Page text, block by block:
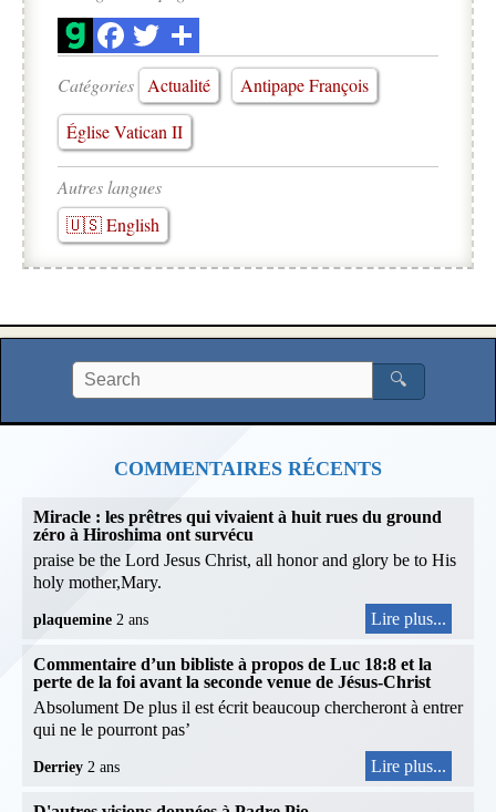
Catégories Actualité
Antipape François
Église Vatican II
Autres langues
🇺🇸 English
🔍
COMMENTAIRES RÉCENTS
Miracle : les prêtres qui vivaient à huit rues du ground
zéro à Hiroshima ont survécu
praise be the Lord Jesus Christ, all honor and glory be to His
holy mother,Mary.
plaquemine 2 ans Lire plus...
Commentaire d’un bibliste à propos de Luc 18:8 et la
perte de la foi avant la seconde venue de Jésus-Christ
Absolument De plus il est écrit beaucoup chercheront à entrer
qui ne le pourront pas’
Derriey 2 ans Lire plus...